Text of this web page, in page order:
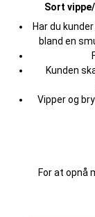
Sort
Har du
bland en
Kunden
Vipper og
For at opnå